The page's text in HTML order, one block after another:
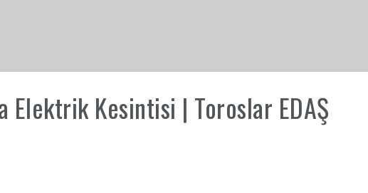
Elektrik Kesintisi | Toroslar EDAŞ